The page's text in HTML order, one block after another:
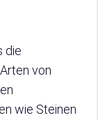
die
von
wie Steinen